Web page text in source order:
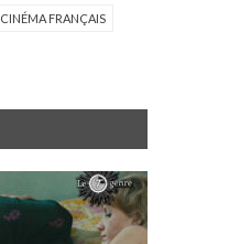
CINÉMA FRANÇAIS